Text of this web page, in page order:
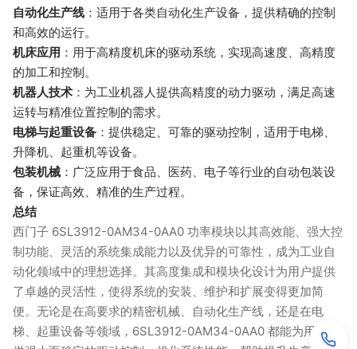
自动化生产线 ：适用于各类自动化生产设备，提供精确的控制
和高效的运行。
机床应用 ：用于高精度机床的驱动系统，实现高速度、高精度
的加工和控制。
机器人技术 ：为工业机器人提供高精度的动力驱动，满足高速
运转与精准位置控制的需求。
电梯与起重设备 ：提供稳定、可靠的驱动控制，适用于电梯、
升降机、起重机等设备。
包装机械 ：广泛应用于食品、医药、电子等行业的自动包装设
备，保证高效、精准的生产过程。
总结
西门子 6SL3912-0AM34-0AA0 功率模块以其高效能、强大控
制功能、灵活的系统集成能力以及优异的可靠性，成为工业自
动化领域中的理想选择。其高度集成和模块化设计为用户提供
了卓越的灵活性，使得系统的安装、维护和扩展变得更加简
便。无论是在高要求的精密机械、自动化生产线，还是在电
梯、起重设备等领域，6SL3912-0AM34-0AA0 都能为用户提